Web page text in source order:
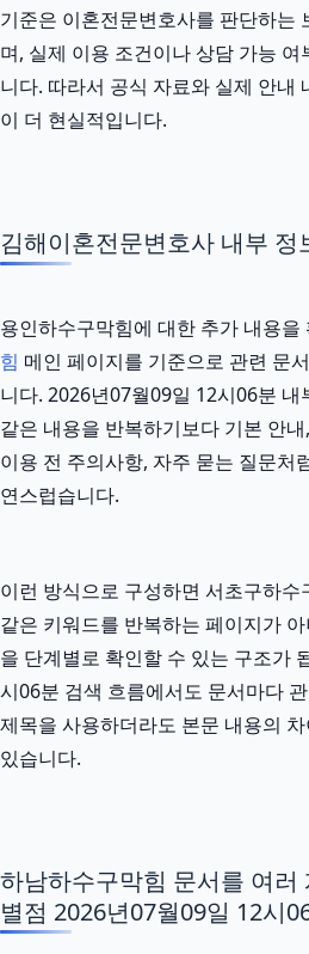
기준은 이혼전문변호사를 판단하는
며, 실제 이용 조건이나 상담 가능
니다. 따라서 공식 자료와 실제 안내
이 더 현실적입니다.
김해이혼전문변호사 내부 정
용인하수구막힘에 대한 추가 내용을
힘 메인 페이지를 기준으로 관련 문
니다. 2026년07월09일 12시06분
같은 내용을 반복하기보다 기본 안
이용 전 주의사항, 자주 묻는 질문처
연스럽습니다.
이런 방식으로 구성하면 서초구하
같은 키워드를 반복하는 페이지가
을 단계별로 확인할 수 있는 구조가
시06분 검색 흐름에서도 문서마다
제목을 사용하더라도 본문 내용의
있습니다.
하남하수구막힘 문서를 여러
별점 2026년07월09일 12시